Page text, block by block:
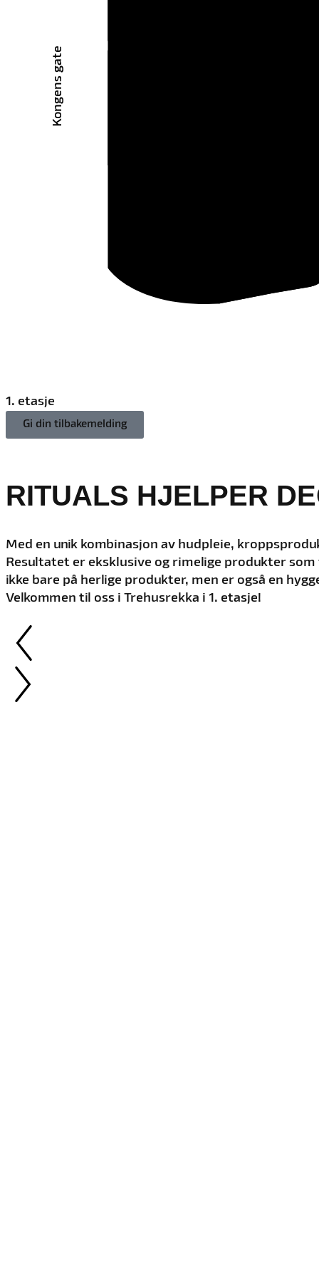
Kongens gate
1. etasje
Gi din tilbakemelding
RITUALS HJELPER
Med en unik kombinasjon av hudpleie,
Resultatet er eksklusive og rimelige produkter
ikke bare på herlige produkter, men er også en
Velkommen til oss i Trehusrekka i 1. etasje!